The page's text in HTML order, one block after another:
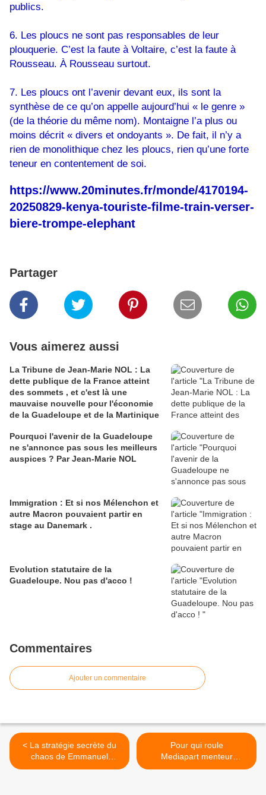
publics.
6. Les ploucs ne sont pas responsables de leur
plouquerie. C’est la faute à Voltaire, c’est la faute à
Rousseau. À Rousseau surtout.
7. Les ploucs ont l’avenir devant eux, ils sont la
synthèse de ce qu’on appelle aujourd’hui « le genre »
(de la théorie du même nom). Montaigne l’a plus ou
moins décrit « divers et ondoyants ». De fait, il n’y a
rien de monolithique chez les ploucs, rien qu’une forte
teneur en contentement de soi.
https://www.20minutes.fr/monde/4170194-
20250829-kenya-touriste-filme-train-verser-
biere-trompe-elephant
Partager
Vous aimerez aussi
La Tribune de Jean-Marie NOL : La
dette publique de la France atteint
des sommets , et c'est là une
mauvaise nouvelle pour l'économie
de la Guadeloupe et de la Martinique
Pourquoi l'avenir de la Guadeloupe
ne s'annonce pas sous les meilleurs
auspices ? Par Jean-Marie NOL
Immigration : Et si nos Mélenchon et
autre Macron pouvaient partir en
stage au Danemark .
Evolution statutaire de la
Guadeloupe. Nou pas d'acco !
Commentaires
Ajouter un commentaire
< La stratégie secrète du
chaos de Emmanuel
Macron pour redresser la
Pour qui roule
Mediapart menteur
professionnel de l'extrême